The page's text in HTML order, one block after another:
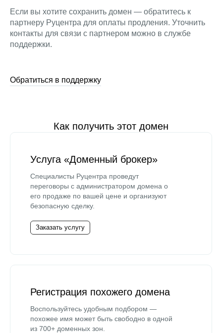
Если вы хотите сохранить домен — обратитесь к
партнеру Руцентра для оплаты продления. Уточнить
контакты для связи с партнером можно в службе
поддержки.
Обратиться в поддержку
Как получить этот домен
Услуга «Доменный брокер»
Специалисты Руцентра проведут
переговоры с администратором домена о
его продаже по вашей цене и организуют
безопасную сделку.
Заказать услугу
Регистрация похожего домена
Воспользуйтесь удобным подбором —
похожее имя может быть свободно в одной
из 700+ доменных зон.